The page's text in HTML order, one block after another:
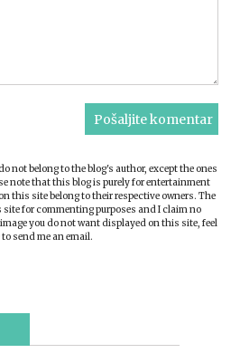
not belong to the blog's author, except the ones
note that this blog is purely for entertainment
this site belong to their respective owners. The
site for commenting purposes and I claim no
you do not want displayed on this site, feel
to send me an email.